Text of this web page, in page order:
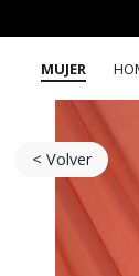
MUJER
< Volver